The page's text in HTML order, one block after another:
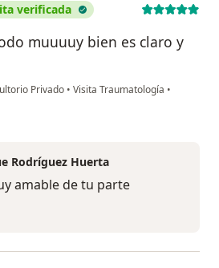
verificada
muuuuy bien es claro y
Privado • Visita Traumatología •
liñan
Rodríguez Huerta
amable de tu parte